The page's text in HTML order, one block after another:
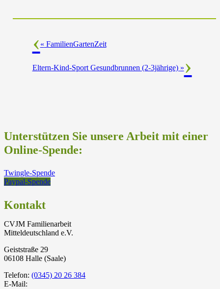
« FamilienGartenZeit
Eltern-Kind-Sport Gesundbrunnen (2-3jährige) »
Unterstützen Sie unsere Arbeit mit einer
Online-Spende:
Twingle-Spende
Paypal-Spende
Kontakt
CVJM Familienarbeit
Mitteldeutschland e.V.
Geiststraße 29
06108 Halle (Saale)
Telefon: (0345) 20 26 384
E-Mail: